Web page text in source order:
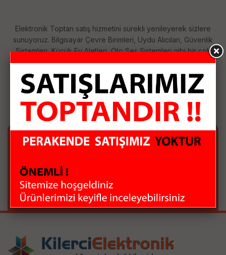
Elektronik Toptan satış hizmetini sürekli yenileyerek sizlere
sunuyoruz. Bilgisayar Çevre Birimleri, Uydu Alıcıları, Güvenlik
Sistemleri, Küçük Ev Aletleri, Oto Ses Sistemleri gibi bir çok
kategoride her geçen gün çeşitlerimizi arttırıyoruz. Size
sağladığımız bu çeşitlilik ile ihtiyaçlarınızı tek merkezden
karşılamanızı sağlıyoruz. Siparişlerinizi özenle hazırlayıp
anlaşmalı kargo firması ile hızlı bir şekilde size ulaştırıyoruz.
E-BÜLTEN ABONELİĞİ
E-Bülten aboneliği ile fırsatları kaçırma...